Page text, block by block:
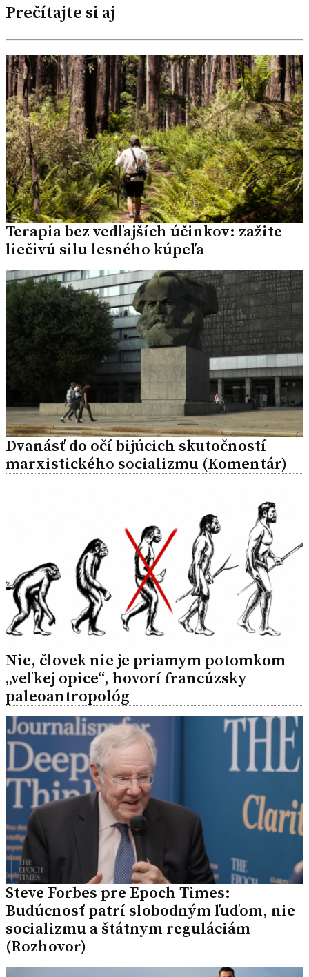
Prečítajte si aj
Terapia bez vedľajších účinkov: zažite
liečivú silu lesného kúpeľa
Dvanásť do očí bijúcich skutočností
marxistického socializmu (Komentár)
Nie, človek nie je priamym potomkom
„veľkej opice“, hovorí francúzsky
paleoantropológ
Steve Forbes pre Epoch Times:
Budúcnosť patrí slobodným ľuďom, nie
socializmu a štátnym reguláciám
(Rozhovor)